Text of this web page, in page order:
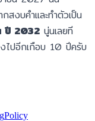
งบคำและทำตัวเป็น
ปี 2032 นู่นเลยที
งไปอีกเกือบ 10 ปีครับ
Policy